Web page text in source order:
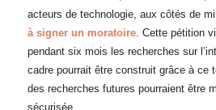
acteurs de technologie, aux côtés de
à signer un moratoire. Cette pétition
pendant six mois les recherches sur
cadre pourrait être construit grâce à ce
des recherches futures pourraient être
sécurisée.